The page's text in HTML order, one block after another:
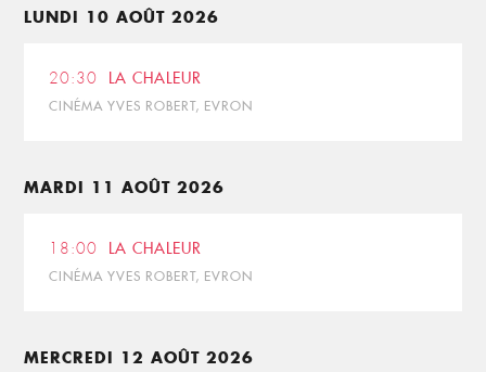
LUNDI 10 AOÛT 2026
20:30 LA CHALEUR
CINÉMA YVES ROBERT, EVRON
MARDI 11 AOÛT 2026
18:00 LA CHALEUR
CINÉMA YVES ROBERT, EVRON
MERCREDI 12 AOÛT 2026